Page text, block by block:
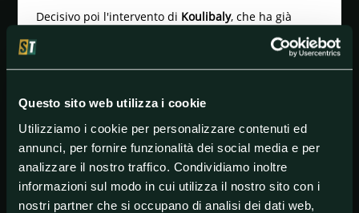
Questo sito web utilizza i cookie
Utilizziamo i cookie per personalizzare contenuti ed
annunci, per fornire funzionalità dei social media e per
analizzare il nostro traffico. Condividiamo inoltre
informazioni sul modo in cui utilizza il nostro sito con i
nostri partner che si occupano di analisi dei dati web,
Decisivo poi l'intervento di Koulibaly, che ha già
campionato italiano: "A inizio luglio abbiamo
Victor. Osimhen ha parlato anche con Koulibaly, il
Napoli".
Importante anche l'offerta economica messa sul
piatto dalla dirigenza azzurra: "A 21 anni vedere che
il Napoli ti offre un ruolo da titolare con un contratto
netto di 30 mln di euro in sei anni aiuta".